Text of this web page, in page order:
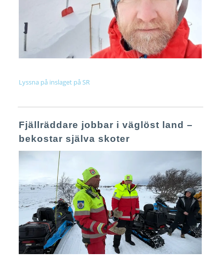
Lyssna på inslaget på SR
Fjällräddare jobbar i väglöst land –
bekostar själva skoter